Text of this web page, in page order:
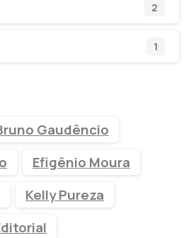
2
1
Gaudêncio
Efigênio Moura
Kelly Pureza